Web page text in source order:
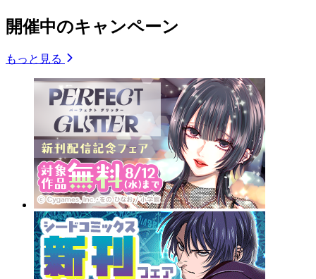
開催中のキャンペーン
もっと見る